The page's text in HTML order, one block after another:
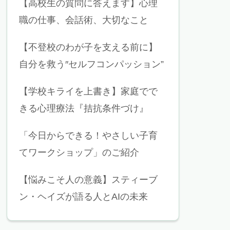
【高校生の質問に答えます】心理
職の仕事、会話術、大切なこと
【不登校のわが子を支える前に】
自分を救う″セルフコンパッション”
【学校キライを上書き】家庭でで
きる心理療法『拮抗条件づけ』
「今日からできる！やさしい子育
てワークショップ」のご紹介
【悩みこそ人の意義】スティーブ
ン・ヘイズが語る人とAIの未来